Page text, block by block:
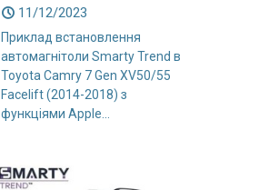
11/12/2023
Приклад встановлення
автомагнітоли Smarty Trend в
Toyota Camry 7 Gen XV50/55
Facelift (2014-2018) з
функціями Apple...